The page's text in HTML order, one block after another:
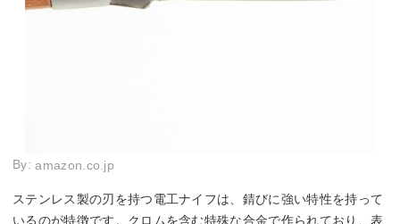
By:amazon.co.jp
ステンレス製の刃を持つ電工ナイフは、錆びに強い特性を持って
いるのが特徴です。クロムを含む特殊な合金で作られており、表